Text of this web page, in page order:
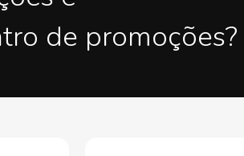
de promoções?